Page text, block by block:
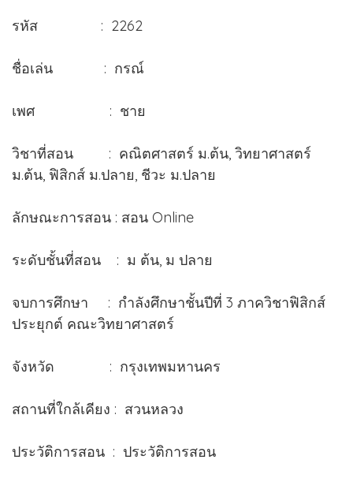
รหัส : 2262
ชื่อเล่น : กรณ์
เพศ : ชาย
วิชาที่สอน : คณิตศาสตร์ ม.ต้น, วิทยาศาสตร์
ม.ต้น, ฟิสิกส์ ม.ปลาย, ชีวะ ม.ปลาย
ลักษณะการสอน : สอน Online
ระดับชั้นที่สอน : ม ต้น, ม ปลาย
จบการศึกษา : กำลังศึกษาชั้นปีที่ 3 ภาควิชาฟิสิกส์
ประยุกต์ คณะวิทยาศาสตร์
จังหวัด : กรุงเทพมหานคร
สถานที่ใกล้เคียง : สวนหลวง
ประวัติการสอน : ประวัติการสอน